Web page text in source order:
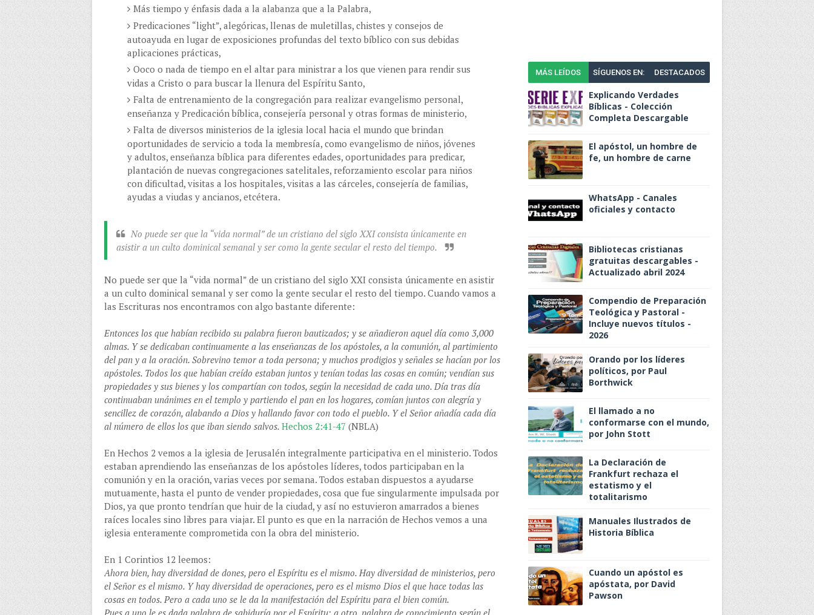
Más tiempo y énfasis dada a la alabanza que a la Palabra,
Predicaciones “light”, alegóricas, llenas de muletillas, chistes y consejos de
autoayuda en lugar de exposiciones profundas del texto bíblico con sus debidas
aplicaciones prácticas,
Ooco o nada de tiempo en el altar para ministrar a los que vienen para rendir sus
vidas a Cristo o para buscar la llenura del Espíritu Santo,
Falta de entrenamiento de la congregación para realizar evangelismo personal,
enseñanza y Predicación bíblica, consejería personal y otras formas de ministerio,
Falta de diversos ministerios de la iglesia local hacia el mundo que brindan
oportunidades de servicio a toda la membresía, como evangelismo de niños, jóvenes
y adultos, enseñanza bíblica para diferentes edades, oportunidades para predicar,
plantación de nuevas congregaciones satelitales, reforzamiento escolar para niños
con dificultad, visitas a los hospitales, visitas a las cárceles, consejería de familias,
ayudas a viudas y ancianos, etcétera.
No puede ser que la “vida normal” de un cristiano del siglo XXI consista únicamente en
asistir a un culto dominical semanal y ser como la gente secular el resto del tiempo.
No puede ser que la “vida normal” de un cristiano del siglo XXI consista únicamente en asistir
a un culto dominical semanal y ser como la gente secular el resto del tiempo. Cuando vamos a
las Escrituras nos encontramos con algo bastante diferente:
Entonces los que habían recibido su palabra fueron bautizados; y se añadieron aquel día como 3,000
almas. Y se dedicaban continuamente a las enseñanzas de los apóstoles, a la comunión, al partimiento
del pan y a la oración. Sobrevino temor a toda persona; y muchos prodigios y señales se hacían por los
apóstoles. Todos los que habían creído estaban juntos y tenían todas las cosas en común; vendían sus
propiedades y sus bienes y los compartían con todos, según la necesidad de cada uno. Día tras día
continuaban unánimes en el templo y partiendo el pan en los hogares, comían juntos con alegría y
sencillez de corazón, alabando a Dios y hallando favor con todo el pueblo. Y el Señor añadía cada día
al número de ellos los que iban siendo salvos. Hechos 2:41-47 (NBLA)
En Hechos 2 vemos a la iglesia de Jerusalén integralmente participativa en el ministerio. Todos
estaban aprendiendo las enseñanzas de los apóstoles líderes, todos participaban en la
comunión y en la oración, varias veces por semana. Todos estaban dispuestos a ayudarse
mutuamente, hasta el punto de vender propiedades, cosa que fue singularmente impulsada por
Dios, ya que pronto tendrían que huir de la ciudad, y así no estuvieron amarrados a bienes
raíces locales sino libres para viajar. El punto es que en la narración de Hechos vemos a una
iglesia enteramente comprometida con la obra del ministerio.
En 1 Corintios 12 leemos:
Ahora bien, hay diversidad de dones, pero el Espíritu es el mismo. Hay diversidad de ministerios, pero
el Señor es el mismo. Y hay diversidad de operaciones, pero es el mismo Dios el que hace todas las
cosas en todos. Pero a cada uno se le da la manifestación del Espíritu para el bien común.
MÁS LEÍDOS SÍGUENOS EN: DESTACADOS
Explicando Verdades
Bíblicas - Colección
Completa Descargable
El apóstol, un hombre de
fe, un hombre de carne
WhatsApp - Canales
oficiales y contacto
Bibliotecas cristianas
gratuitas descargables -
Actualizado abril 2024
Compendio de Preparación
Teológica y Pastoral -
Incluye nuevos títulos -
2026
Orando por los líderes
políticos, por Paul
Borthwick
El llamado a no
conformarse con el mundo,
por John Stott
La Declaración de
Frankfurt rechaza el
estatismo y el
totalitarismo
Manuales Ilustrados de
Historia Bíblica
Cuando un apóstol es
apóstata, por David
Pawson